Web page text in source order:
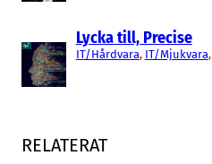
Lycka till, Precise
IT/Hårdvara, IT/Mjukvara,
RELATERAT